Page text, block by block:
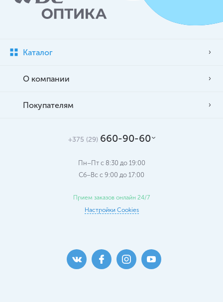
Каталог
О компании
Покупателям
+375 (29) 660-90-60
Пн–Пт с 8:30 до 19:00
Сб–Вс c 9:00 до 17:00
Прием заказов онлайн 24/7
Настройки Cookies